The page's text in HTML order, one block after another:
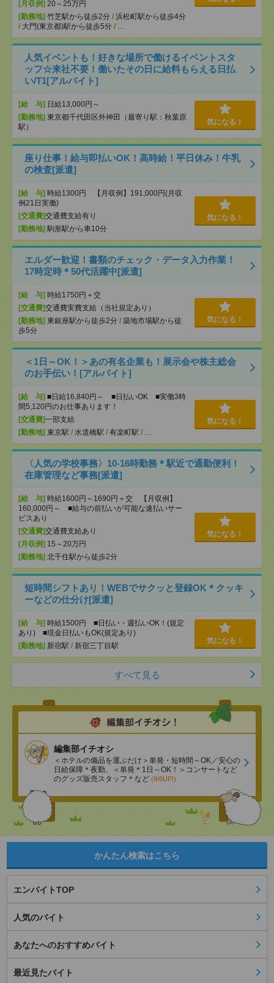
[月収例] 20～25万円
[勤務地] 竹芝駅から徒歩2分 / 浜松町駅から徒歩4分
/ 大門(東京都)駅から徒歩5分 / …
人気イベントも！好きな場所で働けるイベントスタ
ッフ☆来社不要！働いたその日に給料もらえる日払
い/T1[アルバイト]
[給 与] 日給13,000円～
[勤務地] 東京都千代田区外神田（最寄り駅：秋葉原
駅）
気になる！
座り仕事！給与即払いOK！高時給！平日休み！牛乳
の検査[派遣]
[給 与] 時給1300円 【月収例】191,000円(月収
例21日実働)
[交通費]交通費支給有り
[勤務地] 駒形駅から車10分
気になる！
エルダー歓迎！書類のチェック・データ入力作業！
17時定時＊50代活躍中[派遣]
[給 与] 時給1750円＋交
[交通費]交通費実費支給（当社規定あり）
[勤務地] 東銀座駅から徒歩2分 / 築地市場駅から徒
歩5分
気になる！
＜1日～OK！＞あの有名企業も！展示会や株主総会
のお手伝い！[アルバイト]
[給 与] ■日給16,840円～ ■日払いOK ■実働3時
間5,120円のお仕事あります！
[交通費]一部支給
[勤務地] 東京駅 / 水道橋駅 / 有楽町駅 / …
気になる！
〈人気の学校事務〉10-16時勤務＊駅近で通勤便利！
在庫管理など事務[派遣]
[給 与] 時給1600円～1690円＋交 【月収例】
160,000円～ ■給与の前払いが可能な速払いサー
ビスあり
[交通費]交通費支給あり
[月収例] 15～20万円
[勤務地] 北千住駅から徒歩2分
気になる！
短時間シフトあり！WEBでサクッと登録OK＊クッキ
ーなどの仕分け[派遣]
[給 与] 時給1500円 ■日払い・週払いOK！(規定
あり) ■現金日払いもOK(規定あり)
[勤務地] 新宿駅 / 新宿三丁目駅
気になる！
すべて見る
編集部イチオシ
＜ホテルの備品を運ぶだけ＞単発・短時間～OK／安心の
日給保障＊夜勤、＜単発＊1日～OK！＞コンサートなど
のグッズ販売スタッフ＊など (8/6UP!)
かんたん検索はこちら
エンバイトTOP
人気のバイト
あなたへのおすすめバイト
最近見たバイト